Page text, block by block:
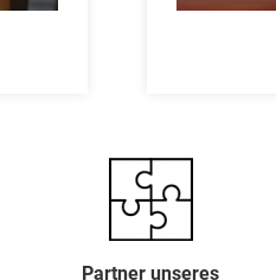
Partner unseres